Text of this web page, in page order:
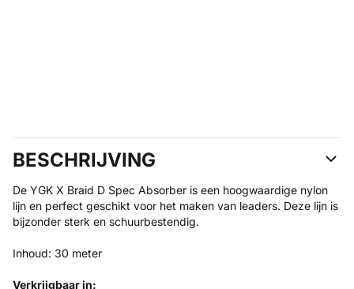
BESCHRIJVING
De YGK X Braid D Spec Absorber is een hoogwaardige nylon
lijn en perfect geschikt voor het maken van leaders. Deze lijn is
bijzonder sterk en schuurbestendig.
Inhoud: 30 meter
Verkrijgbaar in: